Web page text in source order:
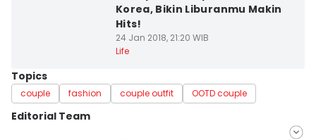
Korea, Bikin Liburanmu Makin
Hits!
24 Jan 2018, 21:20 WIB
Life
Topics
couple fashion couple outfit OOTD couple
Editorial Team